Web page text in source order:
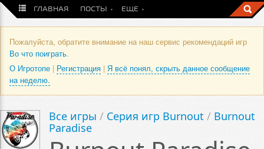
ГЛАВНАЯ ПОСТЫ ЕЩЕ
Пожалуйста, обратите внимание на наш сервис рекомендаций игр
Во что поиграть.
О Игротопе | Регистрация | Я всё понял, скрыть данное сообщение
на неделю.
Все игры / Серия игр Burnout / Burnout
Paradise